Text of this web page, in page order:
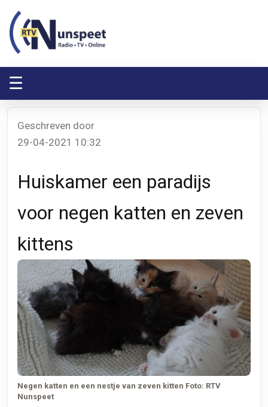
☰
Geschreven door
29-04-2021 10:32
Huiskamer een paradijs
voor negen katten en zeven
kittens
Negen katten en een nestje van zeven kitten Foto: RTV
Nunspeet